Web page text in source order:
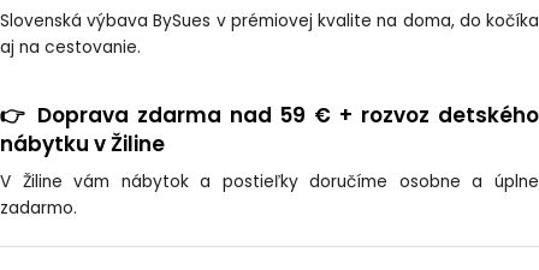
Slovenská výbava BySues v prémiovej kvalite na doma, do kočíka
aj na cestovanie.
👉 Doprava zdarma nad 59 € + rozvoz detského
nábytku v Žiline
V Žiline vám nábytok a postieľky doručíme osobne a úplne
zadarmo.